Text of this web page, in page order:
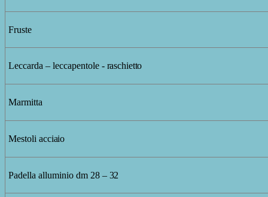
Fruste
Leccarda – leccapentole - raschietto
Marmitta
Mestoli acciaio
Padella alluminio dm 28 – 32